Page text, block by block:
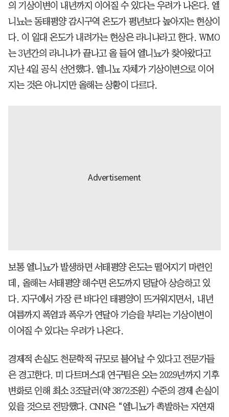
의 기상이변이 내년까지 이어질 수 있다는 우려가 나온다. 엘
니뇨는 동태평양 감시구역 온도가 평년보다 높아지는 현상이
다. 이 일대 온도가 내려가는 현상은 라니냐라고 한다. WMO
는 3년간의 라니냐가 끝나고 올 들어 엘니뇨가 찾아왔다고
지난 4일 공식 선언했다. 엘니뇨 자체가 기상이변으로 이어
지는 것은 아니지만 올해는 상황이 다르다.
보통 엘니뇨가 발생하면 서태평양 온도는 떨어지기 마련인
데, 올해는 서태평양 해수면 온도까지 덩달아 상승하고 있
다. 지구에서 가장 큰 바다인 태평양이 뜨거워지면서, 내년
여름까지 폭염과 폭우가 연달아 기승을 부리는 기상이변이
이어질 수 있다는 우려가 나온다.
경제적 손실도 천문학적 규모로 불어날 수 있다고 전문가들
은 경고한다. 미 다트머스대 연구팀은 오는 2029년까지 기후
변화로 인해 최소 3조달러(약 3872조원) 수준의 경제 손실이
있을 것으로 전망했다. CNN은 “엘니뇨가 촉발하는 자연재